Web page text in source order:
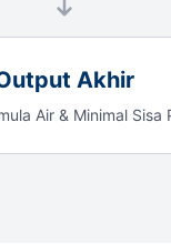
Akhir
Air & Minimal Sisa